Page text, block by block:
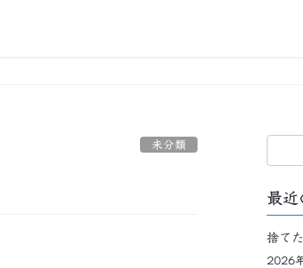
未分類
最近
捨て
2026